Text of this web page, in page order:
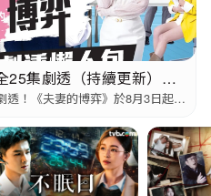
25集劇透（持續更新）高
密 攜手馬國明迎幸福人生《夫妻的博弈》線上看劇情25集劇透！《夫妻的博弈》於8月3日起，逢周一至五晚八點半翡翠台播映。《夫妻的博弈》總監製鍾澍佳、監製黃國輝、總編劇梁敏華，主要演員有高海寧、馬國明、何廣沛、郭柏妍、黃智賢、陳曉華、張頴康、游嘉欣、鄧智堅。夫妻的博弈線上看劇情大綱夫妻的博弈線上看演員名單及角色介紹夫妻的博弈線上看每集劇情（持續更新）夫妻的博弈第一集至第五集夫妻的博弈第六集至第十集夫妻的博弈線上看劇情大綱善良